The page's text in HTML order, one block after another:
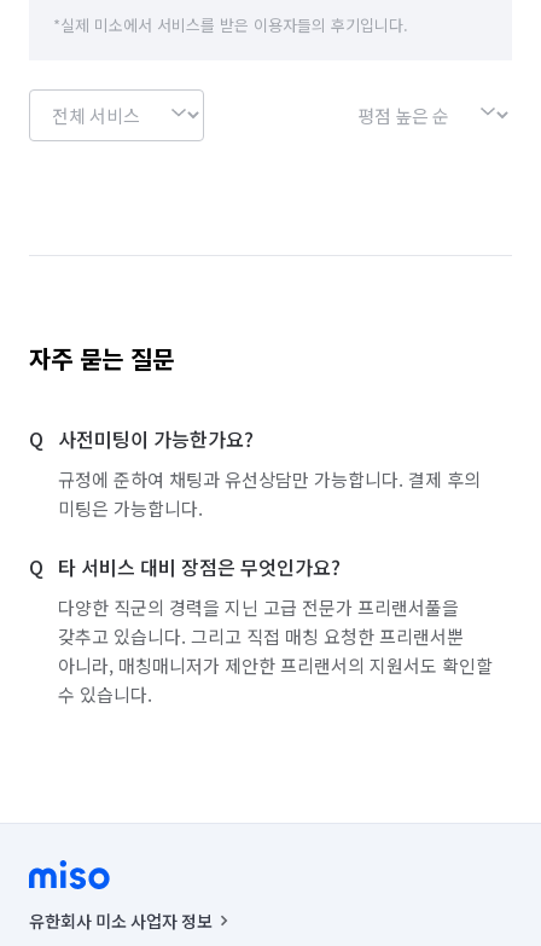
*실제 미소에서 서비스를 받은 이용자들의 후기입니다.
자주 묻는 질문
사전미팅이 가능한가요?
규정에 준하여 채팅과 유선상담만 가능합니다. 결제 후의
미팅은 가능합니다.
타 서비스 대비 장점은 무엇인가요?
다양한 직군의 경력을 지닌 고급 전문가 프리랜서풀을
갖추고 있습니다. 그리고 직접 매칭 요청한 프리랜서뿐
아니라, 매칭매니저가 제안한 프리랜서의 지원서도 확인할
수 있습니다.
유한회사 미소 사업자 정보